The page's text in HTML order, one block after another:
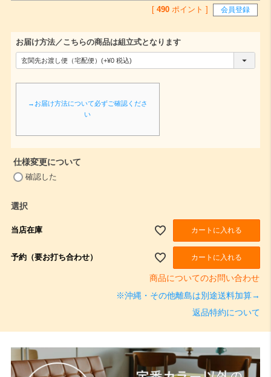
490 ポイント ] 会員登録
お届け方法／こちらの商品は組立式となります
→お届け方法について必ずご確認くださ
い
仕様変更について
確認した
選択
当店在庫 カートに入れる
予約（要お打ち合わせ） カートに入れる
商品についてのお問い合わせ
※沖縄・その他離島は別途送料加算→
返品特約について